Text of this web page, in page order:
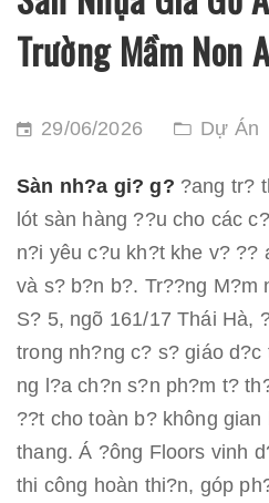
Trường Mầm Non
29/06/2026 Dự Án
Sàn nh?a gi? g? ?ang tr?
lót sàn hàng ??u cho các
n?i yêu c?u kh?t khe v? ??
và s? b?n b?. Tr??ng M?m
S? 5, ngõ 161/17 Thái Hà,
trong nh?ng c? s? giáo
ng l?a ch?n s?n ph?m t?
??t cho toàn b? không
thang. Á ?ông Floors vinh
thi công hoàn thi?n, góp